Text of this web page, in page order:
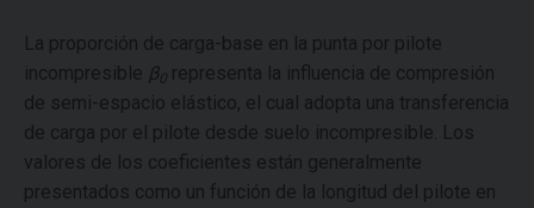
La proporción de carga-base en la punta por pilote
incompresible β
representa la influencia de compresión
de semi-espacio elástico, el cual adopta una transferencia
de carga por el pilote desde suelo incompresible. Los
valores de los coeficientes están generalmente
presentados como un función de la longitud del pilote en